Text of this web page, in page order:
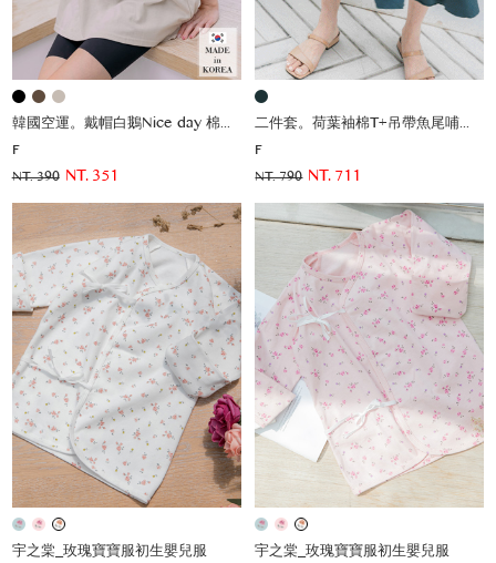
韓國空運。戴帽白鵝Nice day 棉上衣
F
NT. 390 NT. 351
二件套。荷葉袖棉T+吊帶魚尾哺乳洋(薄彈)
F
NT. 790 NT. 711
宇之棠_玫瑰寶寶服初生嬰兒服 宇之棠_玫瑰寶寶服初生嬰兒服